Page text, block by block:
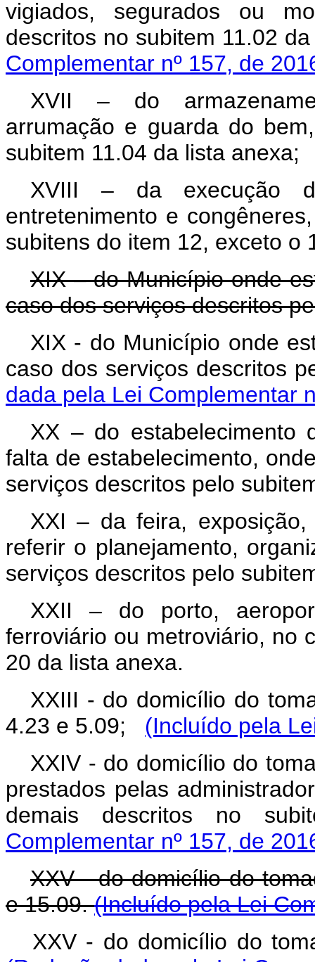
vigiados, segurados ou
descritos no subitem 11.02
Complementar nº 157, de
XVII – do
arrumação e guarda do
subitem 11.04 da lista anexa;
XVIII – da execução
entretenimento e
subitens do item 12, exceto o
XIX – do Município onde
caso dos serviços descritos
XIX - do Município onde
caso dos serviços descritos
dada pela Lei Complementar
XX – do estabelecimento
falta de estabelecimento,
serviços descritos pelo
XXI – da feira,
referir o planejamento,
serviços descritos pelo
XXII – do porto,
ferroviário ou metroviário, no
20 da lista anexa.
XXIII - do domicílio do
4.23 e 5.09;
(Incluído pela
XXIV - do domicílio do
prestados pelas
demais descritos no
Complementar nº 157, de
XXV - do domicílio do
e 15.09. (Incluído pela Lei
XXV - do domicílio do